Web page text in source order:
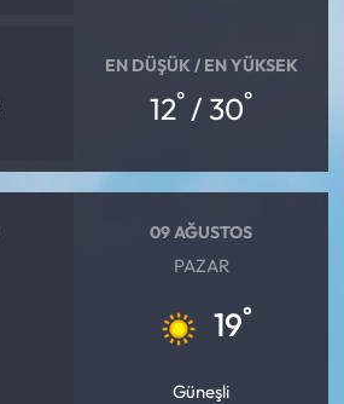
EN DÜŞÜK / EN YÜKSEK
12° / 30°
09 AĞUSTOS
PAZAR
19°
Güneşli